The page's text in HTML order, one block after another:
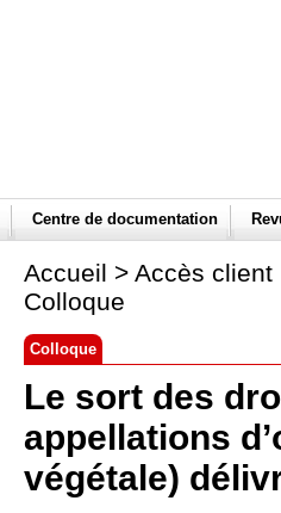
Centre de documentation
Accueil > Accès client
Colloque
Colloque
Le sort des
appellations
végétale)